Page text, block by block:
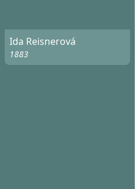
Ida Reisnerová
1883